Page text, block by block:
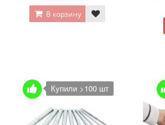
В корзину
Купили >100 шт